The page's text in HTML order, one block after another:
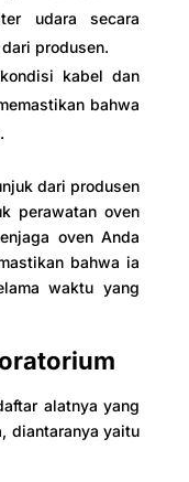
udara secara
produsen.
kabel dan
bahwa
dari produsen
perawatan oven
oven Anda
bahwa ia
waktu yang
alatnya yang
diantaranya yaitu